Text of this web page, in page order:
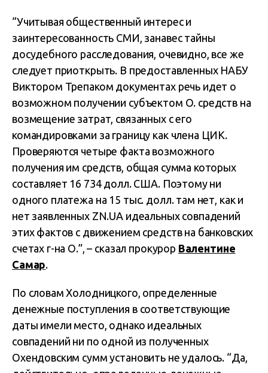
“Учитывая общественный интерес и
заинтересованность СМИ, занавес тайны
досудебного расследования, очевидно, все же
следует приоткрыть. В предоставленных НАБУ
Виктором Трепаком документах речь идет о
возможном получении субъектом О. средств на
возмещение затрат, связанных с его
командировками за границу как члена ЦИК.
Проверяются четыре факта возможного
получения им средств, общая сумма которых
составляет 16 734 долл. США. Поэтому ни
одного платежа на 15 тыс. долл. там нет, как и
нет заявленных ZN.UA идеальных совпадений
этих фактов с движением средств на банковских
счетах г-на О.”, – сказал прокурор Валентине
Самар.
По словам Холодницкого, определенные
денежные поступления в соответствующие
даты имели место, однако идеальных
совпадений ни по одной из полученных
Охендовским сумм установить не удалось. “Да,